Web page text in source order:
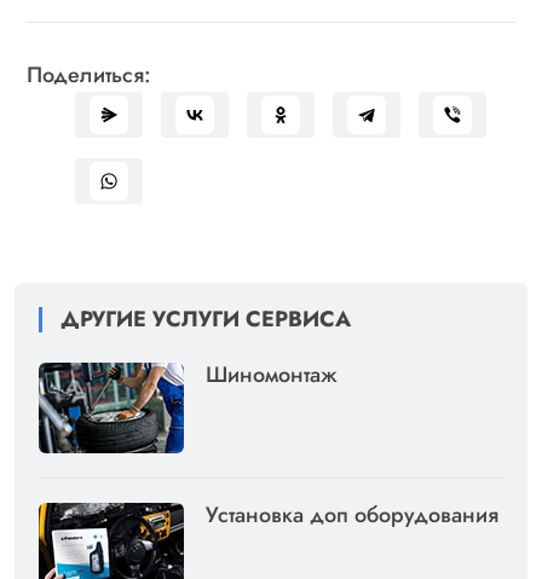
ДРУГИЕ УСЛУГИ СЕРВИСА
Шиномонтаж
Установка доп оборудования
Поделиться: